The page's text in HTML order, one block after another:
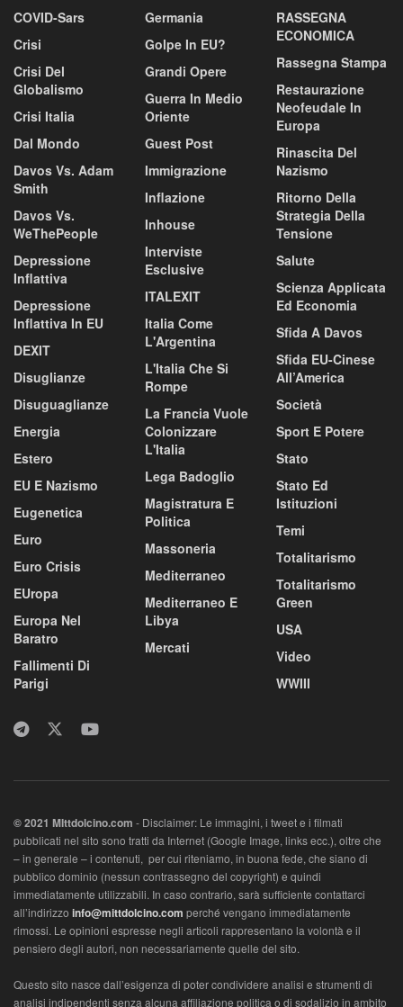
COVID-Sars
Crisi
Crisi Del
Globalismo
Crisi Italia
Dal Mondo
Davos Vs. Adam
Smith
Davos Vs.
WeThePeople
Depressione
Inflattiva
Depressione
Inflattiva In EU
DEXIT
Disuglianze
Disuguaglianze
Energia
Estero
EU E Nazismo
Eugenetica
Euro
Euro Crisis
EUropa
Europa Nel
Baratro
Fallimenti Di
Parigi
Germania
Golpe In EU?
Grandi Opere
Guerra In Medio
Oriente
Guest Post
Immigrazione
Inflazione
Inhouse
Interviste
Esclusive
ITALEXIT
Italia Come
L'Argentina
L'Italia Che Si
Rompe
La Francia Vuole
Colonizzare
L'Italia
Lega Badoglio
Magistratura E
Politica
Massoneria
Mediterraneo
Mediterraneo E
Libya
Mercati
RASSEGNA
ECONOMICA
Rassegna Stampa
Restaurazione
Neofeudale In
Europa
Rinascita Del
Nazismo
Ritorno Della
Strategia Della
Tensione
Salute
Scienza Applicata
Ed Economia
Sfida A Davos
Sfida EU-Cinese
All’America
Società
Sport E Potere
Stato
Stato Ed
Istituzioni
Temi
Totalitarismo
Totalitarismo
Green
USA
Video
WWIII
© 2021 MIttdolcino.com - Disclaimer: Le immagini, i tweet e i filmati
pubblicati nel sito sono tratti da Internet (Google Image, links ecc.), oltre che
– in generale – i contenuti, per cui riteniamo, in buona fede, che siano di
pubblico dominio (nessun contrassegno del copyright) e quindi
immediatamente utilizzabili. In caso contrario, sarà sufficiente contattarci
all’indirizzo info@mittdolcino.com perché vengano immediatamente
rimossi. Le opinioni espresse negli articoli rappresentano la volontà e il
pensiero degli autori, non necessariamente quelle del sito.
Questo sito nasce dall’esigenza di poter condividere analisi e strumenti di
analisi indipendenti senza alcuna affiliazione politica o di sodalizio in ambito